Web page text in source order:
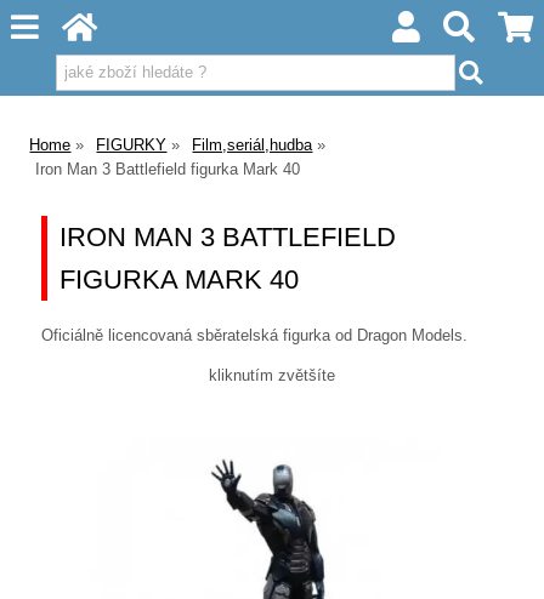
Home FIGURKY
Film,seriál,hudba
Iron Man 3 Battlefield figurka Mark 40
IRON MAN 3 BATTLEFIELD
FIGURKA MARK 40
Oficiálně licencovaná sběratelská figurka od Dragon Models.
kliknutím zvětšíte